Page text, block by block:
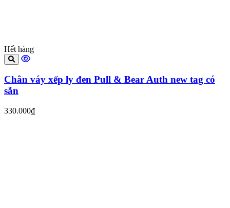
Hết hàng
Chân váy xếp ly đen Pull & Bear Auth new tag có
sẵn
330.000₫